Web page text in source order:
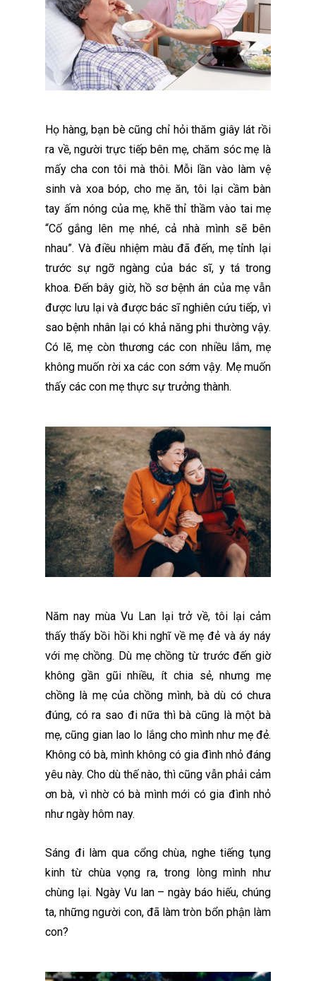
Họ hàng, bạn bè cũng chỉ hỏi thăm giây lát rồi
ra về, người trực tiếp bên mẹ, chăm sóc mẹ là
mấy cha con tôi mà thôi. Mỗi lần vào làm vệ
sinh và xoa bóp, cho mẹ ăn, tôi lại cầm bàn
tay ấm nóng của mẹ, khẽ thỉ thầm vào tai mẹ
“Cố gắng lên mẹ nhé, cả nhà mình sẽ bên
nhau”. Và điều nhiệm màu đã đến, mẹ tỉnh lại
trước sự ngỡ ngàng của bác sĩ, y tá trong
khoa. Đến bây giờ, hồ sơ bệnh án của mẹ vẫn
được lưu lại và được bác sĩ nghiên cứu tiếp, vì
sao bệnh nhân lại có khả năng phi thường vậy.
Có lẽ, mẹ còn thương các con nhiều lắm, mẹ
không muốn rời xa các con sớm vậy. Mẹ muốn
thấy các con mẹ thực sự trưởng thành.
Năm nay mùa Vu Lan lại trở về, tôi lại cảm
thấy thấy bồi hồi khi nghĩ về mẹ đẻ và áy náy
với mẹ chồng. Dù mẹ chồng từ trước đến giờ
không gần gũi nhiều, ít chia sẻ, nhưng mẹ
chồng là mẹ của chồng mình, bà dù có chưa
đúng, có ra sao đi nữa thì bà cũng là một bà
mẹ, cũng gian lao lo lắng cho mình như mẹ đẻ.
Không có bà, mình không có gia đình nhỏ đáng
yêu này. Cho dù thế nào, thì cũng vẫn phải cảm
ơn bà, vì nhờ có bà mình mới có gia đình nhỏ
như ngày hôm nay.
Sáng đi làm qua cổng chùa, nghe tiếng tụng
kinh từ chùa vọng ra, trong lòng mình như
chùng lại. Ngày Vu lan – ngày báo hiếu, chúng
ta, những người con, đã làm tròn bổn phận làm
con?